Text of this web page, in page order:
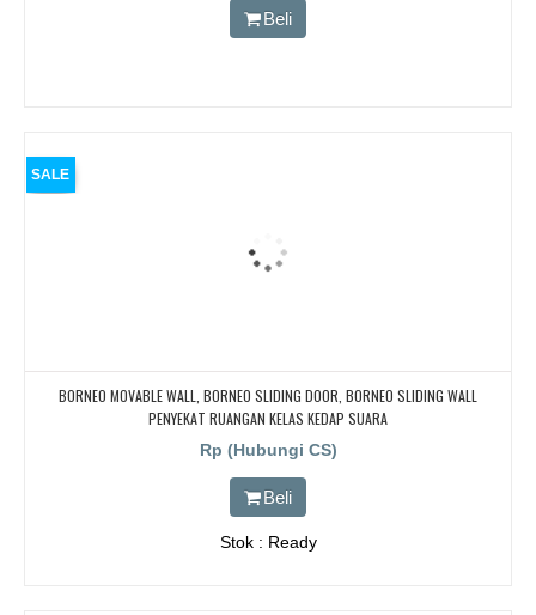
Beli
SALE
BORNEO MOVABLE WALL, BORNEO SLIDING DOOR, BORNEO SLIDING WALL
PENYEKAT RUANGAN KELAS KEDAP SUARA
Rp (Hubungi CS)
Beli
Stok : Ready